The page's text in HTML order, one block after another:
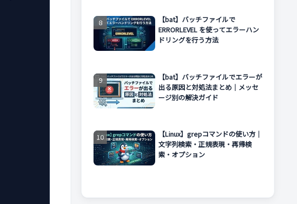
【bat】バッチファイルで
ERRORLEVEL を使ってエラーハン
ドリングを行う方法
【bat】バッチファイルでエラーが
出る原因と対処法まとめ｜メッセ
ージ別の解決ガイド
【Linux】grepコマンドの使い方｜
文字列検索・正規表現・再帰検
索・オプション